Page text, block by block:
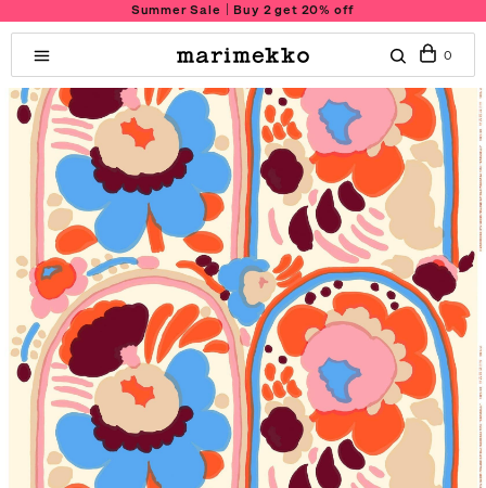
Summer Sale｜Buy 2 get 20% off
0